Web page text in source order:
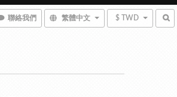
聯絡我們 繁體中文 $ TWD